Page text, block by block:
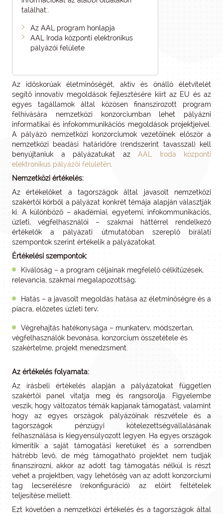
találhat:.
Az AAL program honlapja
AAL Iroda központi elektronikus
pályázói felülete
Az időskorúak életminőségét, aktív és önálló életvitelét
segítő innovatív megoldások fejlesztésére kiírt az EU és az
egyes tagállamok által közösen finanszírozott program
felhívására nemzetközi konzorciumban lehet pályázni
informatikai és infokommunikációs megoldások projektjeivel.
A pályázó nemzetközi konzorciumok vezetőinek először a
nemzetközi beadási határidőre (rendszerint tavasszal) kell
benyújtaniuk a pályázatukat az AAL Iroda központi
elektronikus pályázói felületén
Nemzetközi értékelés:
Az értékelőket a tagországok által javasolt nemzetközi
szakértői körből a pályázat konkrét témája alapján választják
ki. A különböző – akadémiai, egyetemi, infokommunikációs,
üzleti, végfelhasználói – szakmai háttérrel rendelkező
értékelők a pályázati útmutatóban szereplő bírálati
szempontok szerint értékelik a pályázatokat.
Értékelési szempontok:
Kiválóság – a program céljainak megfelelő célkitűzések,
relevancia, szakmai megalapozottság;
Hatás – a javasolt megoldás hatása az életminőségre és a
piacra, előzetes üzleti terv;
Végrehajtás hatékonysága – munkaterv, módszertan,
végfelhasználók bevonása, konzorcium összetétele és
szakértelme, projekt menedzsment.
Az értékelés folyamata:
Az írásbeli értékelés alapján a pályázatokat független
szakértői panel vitatja meg és rangsorolja. Figyelembe
veszik, hogy változatos témák kapjanak támogatást, valamint
hogy az egyes országok pályázóinak részvétele és a
tagországok pénzügyi kötelezettségvállalásának
felhasználása is kiegyensúlyozott legyen. Ha egyes országok
kimerítik a saját támogatási keretüket és a sorrendben
hátrébb levő, de még támogatható projektet nem tudják
finanszírozni, akkor az adott tag támogatás nélkül is részt
vehet a projektben, vagy lehetőség van az adott konzorciumi
tag lecserélésre (rekonfiguráció) az előírt feltételek
teljesítése mellett.
Ezt követően a nemzetközi értékelés és a tagországok által